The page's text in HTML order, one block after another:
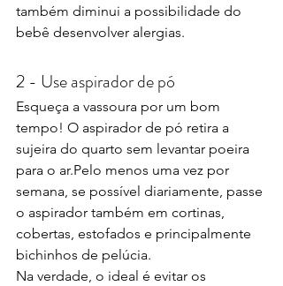
também diminui a possibilidade do
bebê desenvolver alergias.
2 - Use aspirador de pó
Esqueça a vassoura por um bom
tempo! O aspirador de pó retira a
sujeira do quarto sem levantar poeira
para o ar.Pelo menos uma vez por
semana, se possível diariamente, passe
o aspirador também em cortinas,
cobertas, estofados e principalmente
bichinhos de pelúcia.
Na verdade, o ideal é evitar os